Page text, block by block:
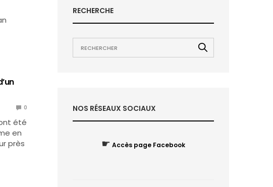
0
été
en
près
RECHERCHE
NOS RÉSEAUX SOCIAUX
☛ Accès page Facebook